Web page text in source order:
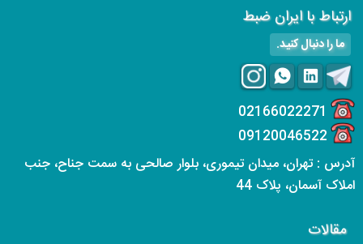
ارتباط با ایران ضبط
ما را دنبال کنید.
02166022271
09120046522
آدرس : تهران، میدان تیموری، بلوار صالحی به سمت جناح، جنب
املاک آسمان، پلاک 44
مقالات